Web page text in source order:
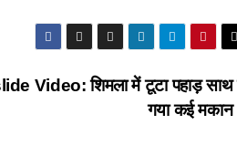
Video: शिमला में टूटा पहाड़
गया कई मकान